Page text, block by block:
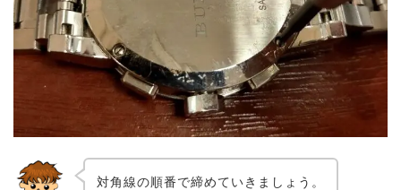
対角線の順番で締めていきましょう。